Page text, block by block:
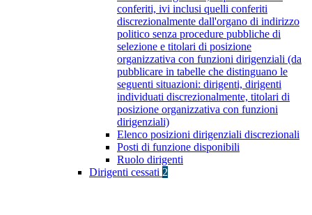
conferiti, ivi inclusi quelli conferiti
discrezionalmente dall'organo di indirizzo
politico senza procedure pubbliche di
selezione e titolari di posizione
organizzativa con funzioni dirigenziali (da
pubblicare in tabelle che distinguano le
seguenti situazioni: dirigenti, dirigenti
individuati discrezionalmente, titolari di
posizione organizzativa con funzioni
dirigenziali)
Elenco posizioni dirigenziali discrezionali
Posti di funzione disponibili
Ruolo dirigenti
Dirigenti cessati 2